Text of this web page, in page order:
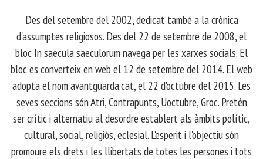
​ Des del setembre del 2002, dedicat també a la crònica
d'assumptes religiosos. Des del 22 de setembre de 2008, el
bloc In saecula saeculorum navega per les xarxes socials. El
bloc es converteix en web el 12 de setembre del 2014. El web
adopta el nom avantguarda.cat, el 22 d'octubre del 2015. Les
seves seccions són Atri, Contrapunts, Uoctubre, Groc. Pretén
ser crític i alternatiu al desordre establert als àmbits polític,
cultural, social, religiós, eclesial. L'esperit i l'objectiu són
promoure els drets i les llibertats de totes les persones i tots